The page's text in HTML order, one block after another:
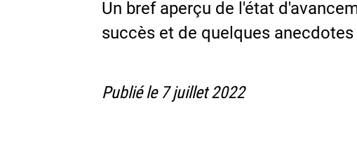
Un bref aperçu de l'état
succès et de quelques
Publié le 7 juillet 2022